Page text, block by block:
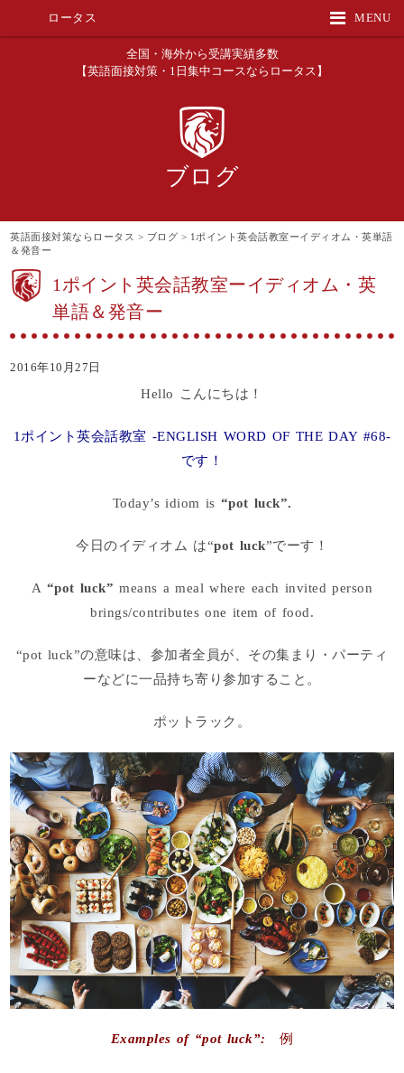
MENU
ロータス
全国・海外から受講実績多数
【英語面接対策・1日集中コースならロータス】
ブログ
英語面接対策ならロータス > ブログ > 1ポイント英会話教室ーイディオム・英単語
＆発音ー
1ポイント英会話教室ーイディオム・英
単語＆発音ー
2016年10月27日
Hello こんにちは！
1ポイント英会話教室 -ENGLISH WORD OF THE DAY #68-
です！
Today’s idiom is “pot luck”.
今日のイディオム は“pot luck”でーす！
A “pot luck” means a meal where each invited person
brings/contributes one item of food.
“pot luck”の意味は、参加者全員が、その集まり・パーティ
ーなどに一品持ち寄り参加すること。
ポットラック。
Examples of “pot luck”: 例